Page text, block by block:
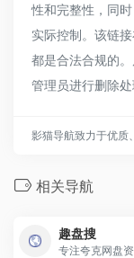
性和完整性，同
实际控制。该链
都是合法合规的
管理员进行删除
影猫导航致力于优质
相关导航
趣盘搜
专注夸克网盘